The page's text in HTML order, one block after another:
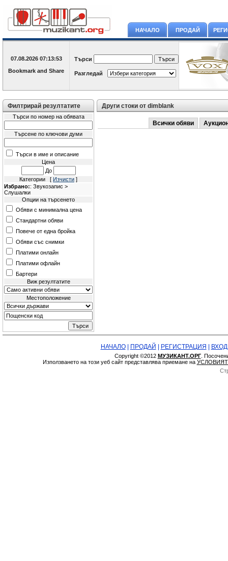
НАЧАЛО ПРОДАЙ
07.08.2026 07:13:53 Търси
Разгледай
Филтрирай резултатите
Търси по номер на обявата
Търсене по ключови думи
Търси в име и описание
Цена
До
Категории [ Изчисти ]
Избрано:: Звукозапис >
Слушалки
Опции на търсенето
Обяви с минимална цена
Стандартни обяви
Повече от една бройка
Обяви със снимки
Платими онлайн
Платими офлайн
Бартери
Виж резултатите
Местоположение
Други стоки от dimblank
Всички обяви
НАЧАЛО| ПРОДАЙ РЕГИСТРАЦИЯ ВХОД
Copyright ©2012 МУЗИКАНТ.ОРГ.
Използването на този уеб сайт представлява приемане на